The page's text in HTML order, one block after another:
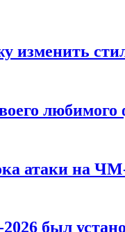
изменить
любимого
атаки на
был